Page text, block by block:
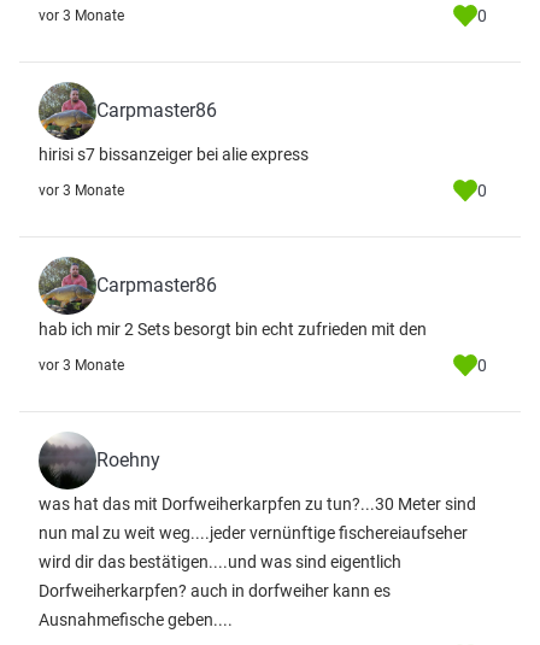
vor 3 Monate 0
Carpmaster86
hirisi s7 bissanzeiger bei alie express
vor 3 Monate 0
Carpmaster86
hab ich mir 2 Sets besorgt bin echt zufrieden mit den
vor 3 Monate 0
Roehny
was hat das mit Dorfweiherkarpfen zu tun?...30 Meter sind
nun mal zu weit weg....jeder vernünftige fischereiaufseher
wird dir das bestätigen....und was sind eigentlich
Dorfweiherkarpfen? auch in dorfweiher kann es
Ausnahmefische geben....